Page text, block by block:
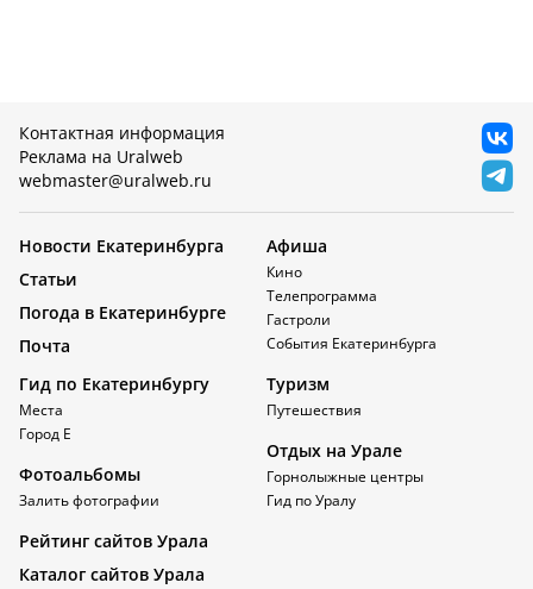
Контактная информация
Реклама на Uralweb
webmaster@uralweb.ru
Новости Екатеринбурга
Статьи
Погода в Екатеринбурге
Почта
Афиша
Кино
Телепрограмма
Гастроли
События Екатеринбурга
Гид по Екатеринбургу
Места
Город Е
Фотоальбомы
Залить фотографии
Туризм
Путешествия
Отдых на Урале
Горнолыжные центры
Гид по Уралу
Рейтинг сайтов Урала
Каталог сайтов Урала